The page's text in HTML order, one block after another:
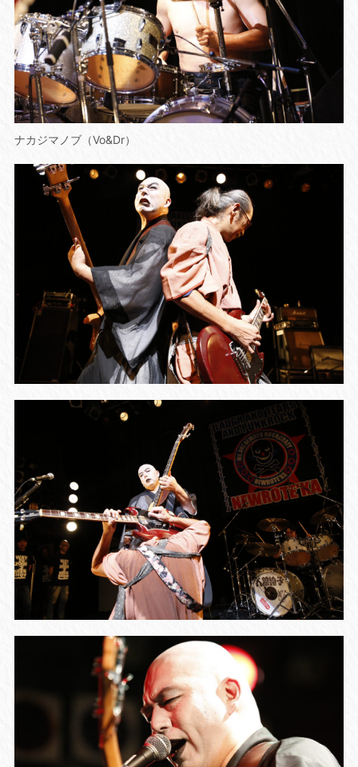
ナカジマノブ（Vo&Dr）